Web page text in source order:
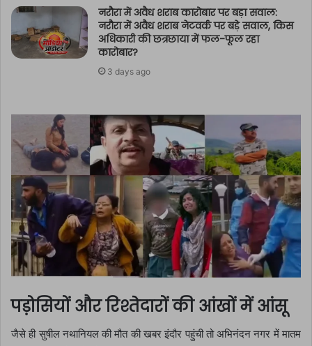
नरौरा में अवैध शराब कारोबार पर बड़ा सवाल:
नरौरा में अवैध शराब नेटवर्क पर बड़े सवाल, किस
अधिकारी की छत्रछाया में फल-फूल रहा
कारोबार?
3 days ago
पड़ोसियों और रिश्तेदारों की आंखों में आंसू
जैसे ही सुषील नथानियल की मौत की खबर इंदौर पहुंची तो अभिनंदन नगर में मातम